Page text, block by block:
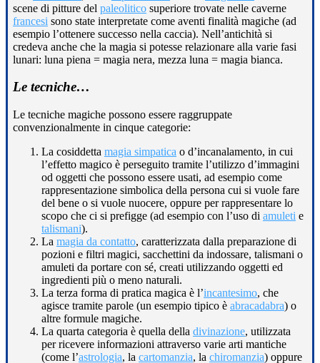
scene di pitture del paleolitico superiore trovate nelle caverne
francesi sono state interpretate come aventi finalità magiche (ad
esempio l’ottenere successo nella caccia). Nell’antichità si
credeva anche che la magia si potesse relazionare alla varie fasi
lunari: luna piena = magia nera, mezza luna = magia bianca.
Le tecniche…
Le tecniche magiche possono essere raggruppate
convenzionalmente in cinque categorie:
La cosiddetta magia simpatica o d’incanalamento, in cui
l’effetto magico è perseguito tramite l’utilizzo d’immagini
od oggetti che possono essere usati, ad esempio come
rappresentazione simbolica della persona cui si vuole fare
del bene o si vuole nuocere, oppure per rappresentare lo
scopo che ci si prefigge (ad esempio con l’uso di amuleti e
talismani).
La magia da contatto, caratterizzata dalla preparazione di
pozioni e filtri magici, sacchettini da indossare, talismani o
amuleti da portare con sé, creati utilizzando oggetti ed
ingredienti più o meno naturali.
La terza forma di pratica magica è l’incantesimo, che
agisce tramite parole (un esempio tipico è abracadabra) o
altre formule magiche.
La quarta categoria è quella della divinazione, utilizzata
per ricevere informazioni attraverso varie arti mantiche
(come l’astrologia, la cartomanzia, la chiromanzia) oppure